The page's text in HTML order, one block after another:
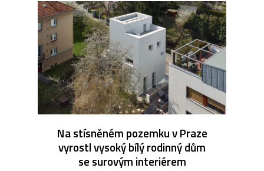
Na stísněném pozemku v Praze
vyrostl vysoký bílý rodinný dům
se surovým interiérem